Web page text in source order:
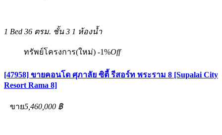
1 Bed 36 ตรม. ชั้น 3 1 ห้องน้ำ
ทรัพย์โครงการ(ใหม่) -1%Off
[47958] ขายคอนโด ศุภาลัย ซิตี้ รีสอร์ท พระราม 8 [Supalai City
Resort Rama 8]
ขาย5,460,000 ฿